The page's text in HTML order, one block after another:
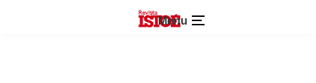
Menu